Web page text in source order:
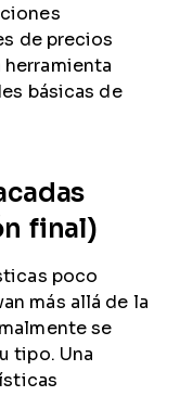
de precios
herramienta
básicas de
final)
poco
más allá de la
se
tipo. Una